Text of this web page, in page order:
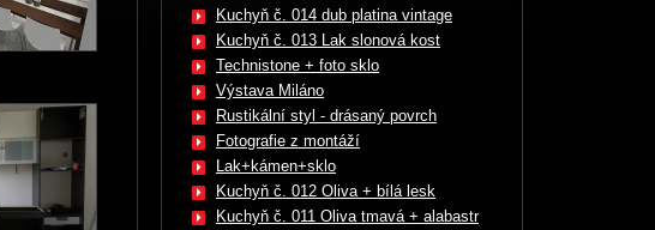
Kuchyň č. 014 dub platina vintage
Kuchyň č. 013 Lak slonová kost
Technistone + foto sklo
Výstava Miláno
Rustikální styl - drásaný povrch
Fotografie z montáží
Lak+kámen+sklo
Kuchyň č. 012 Oliva + bílá lesk
Kuchyň č. 011 Oliva tmavá + alabastr